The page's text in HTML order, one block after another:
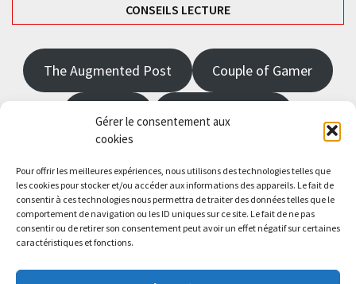
Gérer le consentement aux
cookies
Pour offrir les meilleures expériences, nous utilisons des technologies telles que
les cookies pour stocker et/ou accéder aux informations des appareils. Le fait de
consentir à ces technologies nous permettra de traiter des données telles que le
comportement de navigation ou les ID uniques sur ce site. Le fait de ne pas
consentir ou de retirer son consentement peut avoir un effet négatif sur certaines
caractéristiques et fonctions.
CONSEILS LECTURE
The Augmented Post Couple of Gamer
JRPGFR State of Gaming
Saisissez votre adresse e-mail…
Abonnez-vous